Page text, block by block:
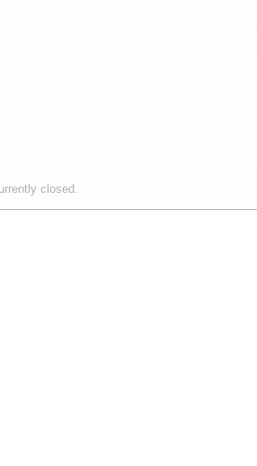
closed.